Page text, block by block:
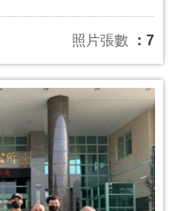
照片張數 ：7